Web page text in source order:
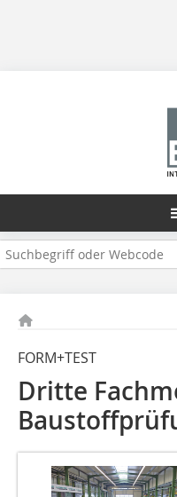
FORM+TEST
Dritte